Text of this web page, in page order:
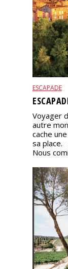
Le
la
Revue
ESCAPADE
Voyager
autre
cache
sa place.
Nous